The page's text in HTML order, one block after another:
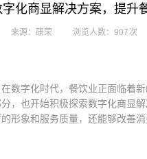
字化商显解决方案，提升
来源：康荣 浏览人数：907 次
数字化时代，餐饮业正面临
，也开始积极探索数字化商显
形象和服务质量，还能够改善